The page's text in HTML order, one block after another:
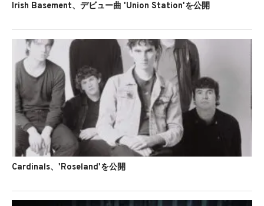
Irish Basement、デビュー曲 'Union Station'を公開
Cardinals、'Roseland'を公開